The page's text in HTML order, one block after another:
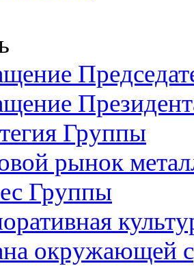
Группы
рынок
Группы
окружающей